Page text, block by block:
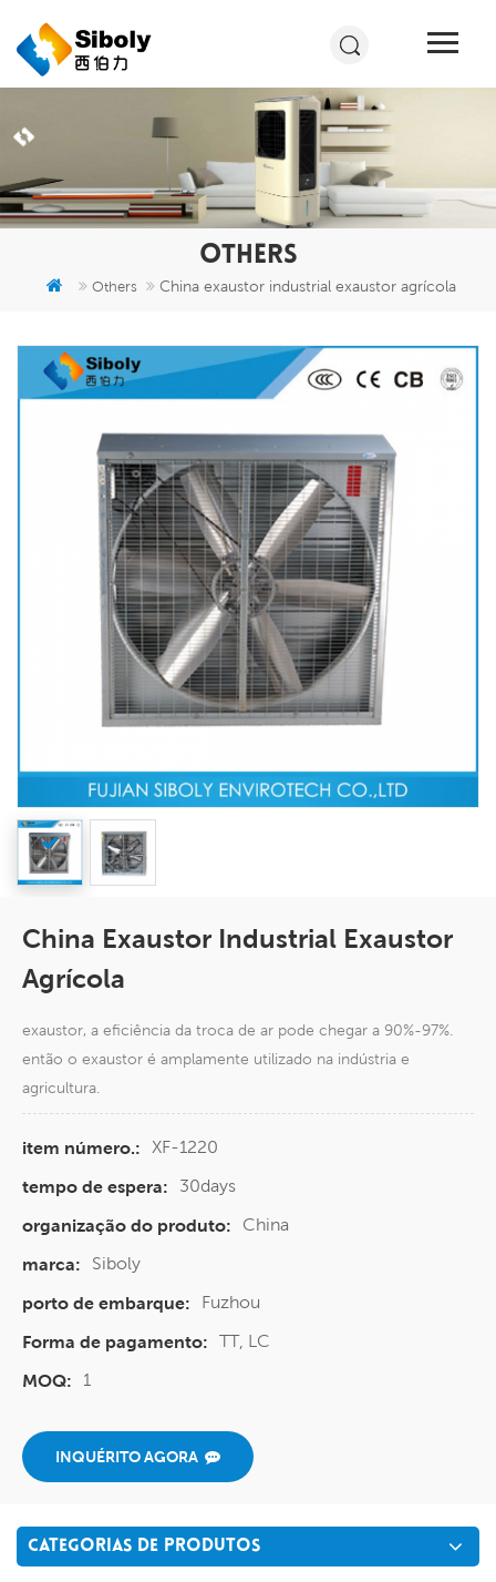
OTHERS
Others China exaustor industrial exaustor agrícola
China Exaustor Industrial Exaustor
Agrícola
exaustor, a eficiência da troca de ar pode chegar a 90%-97%.
então o exaustor é amplamente utilizado na indústria e
agricultura.
item número.: XF-1220
tempo de espera:
30days
organização do produto:
China
marca:
Siboly
porto de embarque:
Fuzhou
Forma de pagamento: TT, LC
MOQ:
1
INQUÉRITO AGORA
CATEGORIAS DE PRODUTOS